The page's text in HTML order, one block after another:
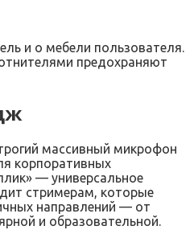
и о мебели пользователя.
предохраняют
массивный микрофон
корпоративных
— универсальное
стримерам, которые
направлений — от
и образовательной.